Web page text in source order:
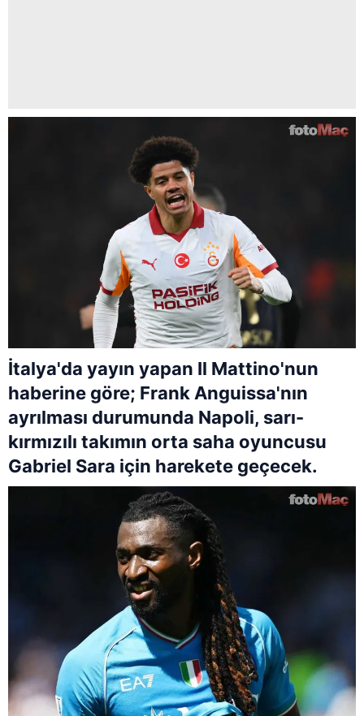
İtalya'da yayın yapan Il Mattino'nun
haberine göre; Frank Anguissa'nın
ayrılması durumunda Napoli, sarı-
kırmızılı takımın orta saha oyuncusu
Gabriel Sara için harekete geçecek.